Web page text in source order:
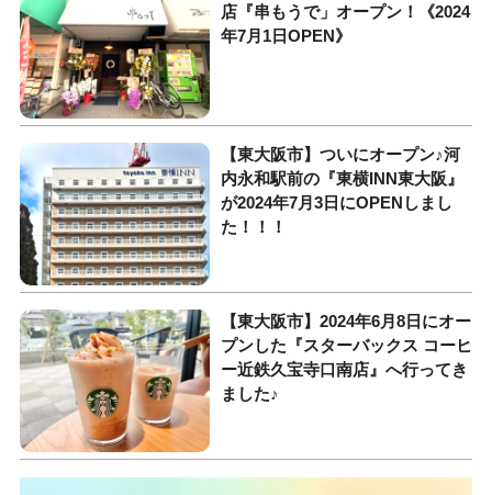
店『串もうで」オープン！《2024
年7月1日OPEN》
【東大阪市】ついにオープン♪河
内永和駅前の『東横INN東大阪』
が2024年7月3日にOPENしまし
た！！！
【東大阪市】2024年6月8日にオー
プンした『スターバックス コーヒ
ー近鉄久宝寺口南店』へ行ってき
ました♪